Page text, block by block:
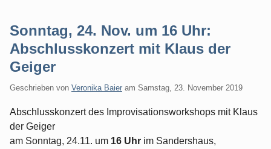
Sonntag, 24. Nov. um 16 Uhr:
Abschlusskonzert mit Klaus der
Geiger
Geschrieben von Veronika Baier am Samstag, 23. November 2019
Abschlusskonzert des Improvisationsworkshops mit Klaus
der Geiger
am Sonntag, 24.11. um 16 Uhr im Sandershaus,